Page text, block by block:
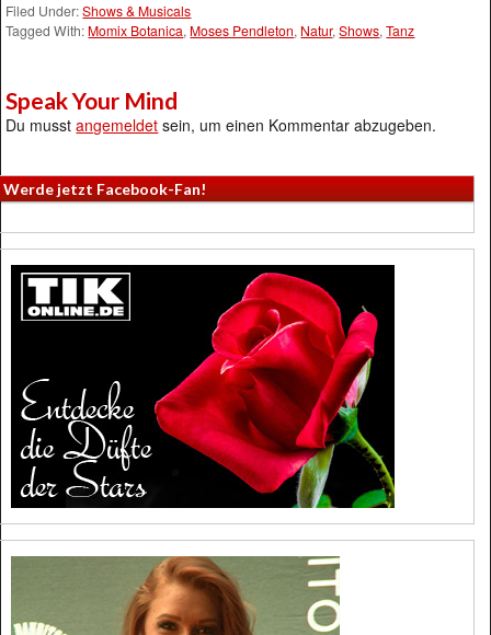
Filed Under:Shows & Musicals
Tagged With: Momix Botanica, Moses Pendleton, Natur,Shows,Tanz
Speak Your Mind
Du musstangemeldet sein, um einen Kommentar abzugeben.
Werde jetzt Facebook-Fan!